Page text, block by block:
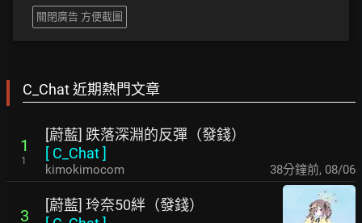
關閉廣告 方便截圖
C_Chat 近期熱門文章
1
1
[蔚藍] 跌落深淵的反彈（發錢）
[ C_Chat]
kimokimocom 38分鐘前, 08/06
3
[蔚藍] 玲奈50絆（發錢）